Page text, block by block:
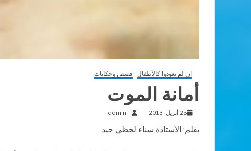
إن لم تعودوا كالأطفال قصص وحكايات
أمانة الموت
25 أبريل, 2013 admin
بقلم: الأستاذة سناء لحظي جيد